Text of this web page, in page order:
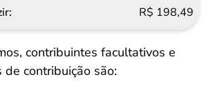
R$ 198,49
contribuintes facultativos e
de contribuição são: